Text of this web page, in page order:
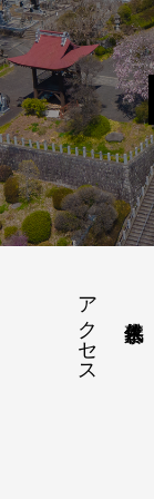
アクセス